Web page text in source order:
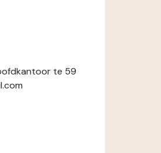
te 59